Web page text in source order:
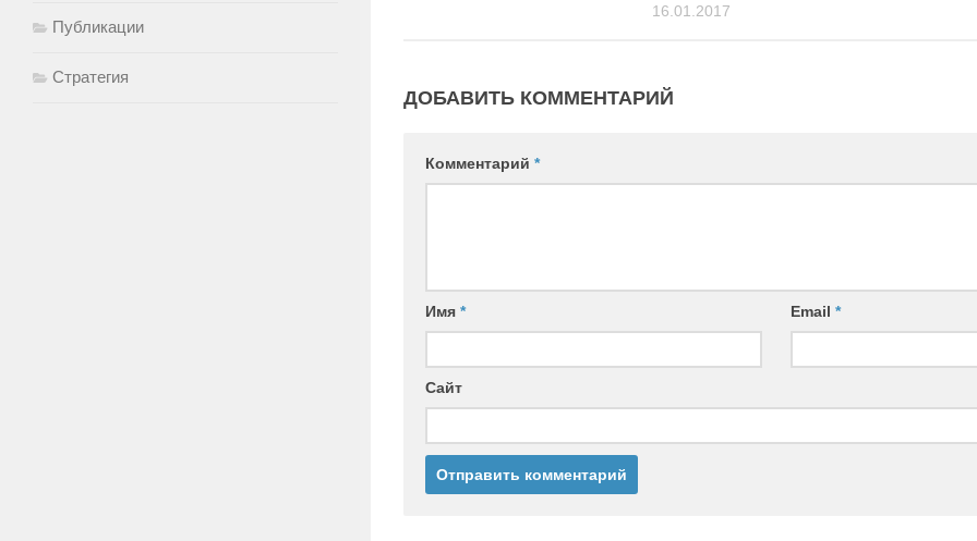
16.01.2017
ДОБАВИТЬ КОММЕНТАРИЙ
Комментарий *
Имя * Email *
Сайт
Публикации
Стратегия